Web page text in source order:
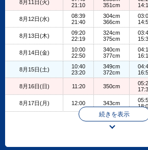
8月11日(火)
21:10
351cm
8月12日(水)
08:39
21:40
304cm
366cm
8月13日(木)
09:20
22:19
324cm
375cm
8月14日(金)
10:00
22:50
340cm
377cm
8月15日(土)
10:40
23:20
349cm
372cm
8月16日(日) 11:20 350cm
8月17日(月) 12:00 343cm
続きを表示